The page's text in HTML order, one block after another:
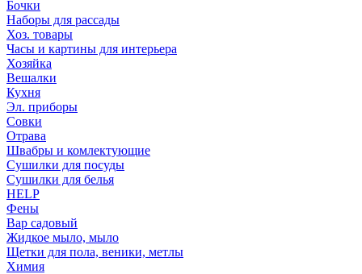
Бочки
Наборы для рассады
Хоз. товары
Часы и картины для интерьера
Хозяйка
Вешалки
Кухня
Эл. приборы
Совки
Отрава
Швабры и комлектующие
Сушилки для посуды
Сушилки для белья
HELP
Фены
Вар садовый
Жидкое мыло, мыло
Щетки для пола, веники, метлы
Химия